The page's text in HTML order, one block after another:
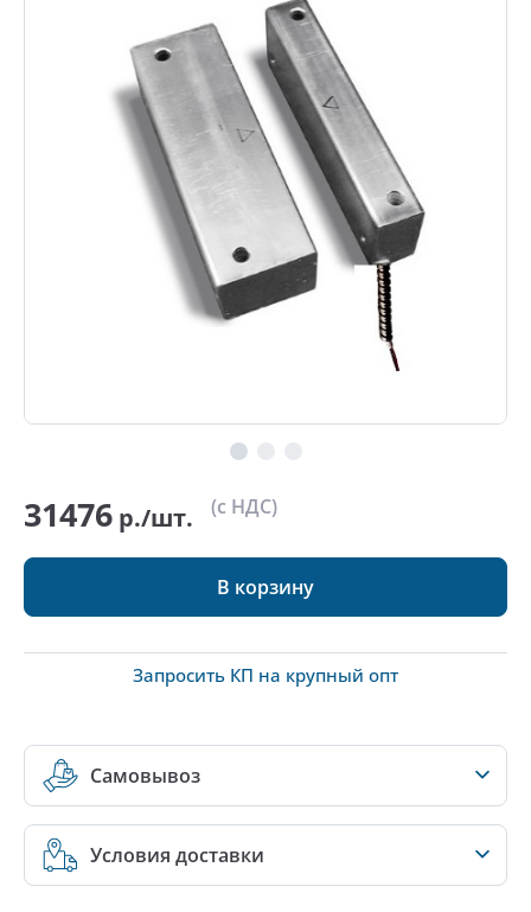
31476 р./шт. (с НДС)
В корзину
Запросить КП на крупный опт
Самовывоз
Условия доставки